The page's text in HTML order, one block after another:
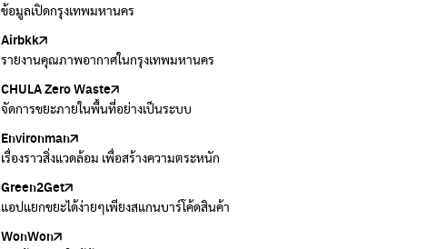
ข้อมูลเปิดกรุงเทพมหานคร
Airbkk
รายงานคุณภาพอากาศในกรุงเทพมหานคร
CHULA Zero Waste
จัดการขยะภายในพื้นที่อย่างเป็นระบบ
Environman
เรื่องราวสิ่งแวดล้อม เพื่อสร้างความตระหนัก
Green2Get
แอปแยกขยะได้ง่ายๆเพียงสแกนบาร์โค้ดสินค้า
WonWon
เริ่มแยกขยะตั้งแต่วันนี้ เดี๋ยวลุงสอนให้
Kong Green Green
นำเสนอเรื่องราวเกี่ยวกับขยะ ที่เข้าถึงง่าย
How to ting
การแยกขยะให้สนุก
Loopers
รวบรวมและส่งต่อเสื้อผ้ามือสองคุณภาพดี
ทิ้ง E-Waste กับ AIS
กำจัด E-waste อย่างถูกวิธี ตามจุดรับ และไปรษณีย์
WonWon
ตรวจสอบสภาพอากาศรอบตัวคุณง่ายๆ
IQAir Airvisual
แอปพลิเคชั่น "หมอชัวร์" จากกรมควบคุมโรค
เตะฝุ่น
แผนที่การระบายอากาศในช่วงสูงสุดของแต่ละวัน
เครือข่ายพัฒนาเมืองและชุมชนสุขภาวะ
มูลนิธิโลกสีเขียว
สร้างโลกเขียวด้วยพลังเรียนรู้
แหล่งข้อมูลเกี่ยวกับมาตรฐานคุณภาพอากาศ น้ำ และเสียง
สำนักสิ่งแวดล้อม กรุงเทพมหานคร
ศูนย์ข้อมูลกระจายข่าวส่งเสริมอนุรักษ์พลังงาน กทม.
Net Zero Carbon
Everything about our planet and more